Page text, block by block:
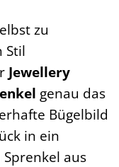
zu
Stil
Jewellery
genau das
Bügelbild
in ein
aus